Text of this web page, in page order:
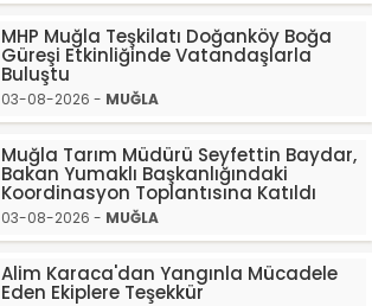
MHP Muğla Teşkilatı Doğanköy Boğa
Güreşi Etkinliğinde Vatandaşlarla
Buluştu
03-08-2026 - MUĞLA
Muğla Tarım Müdürü Seyfettin Baydar,
Bakan Yumaklı Başkanlığındaki
Koordinasyon Toplantısına Katıldı
03-08-2026 - MUĞLA
Alim Karaca'dan Yangınla Mücadele
Eden Ekiplere Teşekkür